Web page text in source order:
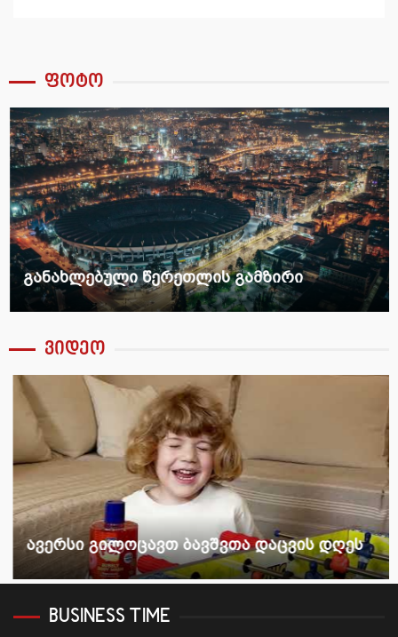
ფოტო
განახლებული წერეთლის გამზირი
ვიდეო
ავერსი გილოცავთ ბავშვთა დაცვის დღეს
BUSINESS TIME